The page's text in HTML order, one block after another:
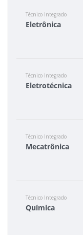
Técnico Integrado
Eletrônica
Técnico Integrado
Eletrotécnica
Técnico Integrado
Mecatrônica
Técnico Integrado
Química